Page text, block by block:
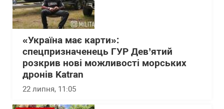
«Україна має карти»:
спецпризначенець ГУР Дев’ятий
розкрив нові можливості морських
дронів Katran
22 липня, 11:05